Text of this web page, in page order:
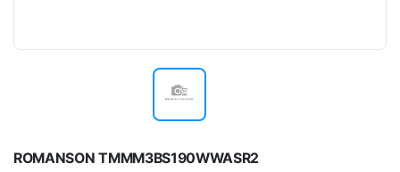
ROMANSON TMMM3BS190WWASR2